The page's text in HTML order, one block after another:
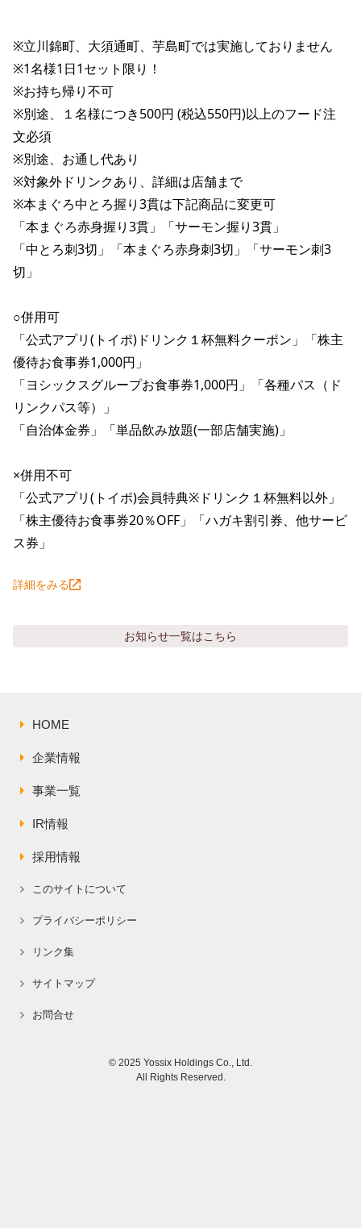
※立川錦町、大須通町、芋島町では実施しておりません
※1名様1日1セット限り！
※お持ち帰り不可
※別途、１名様につき500円 (税込550円)以上のフード注
文必須
※別途、お通し代あり
※対象外ドリンクあり、詳細は店舗まで
※本まぐろ中とろ握り3貫は下記商品に変更可
「本まぐろ赤身握り3貫」「サーモン握り3貫」
「中とろ刺3切」「本まぐろ赤身刺3切」「サーモン刺3
切」
○併用可
「公式アプリ(トイポ)ドリンク１杯無料クーポン」「株主
優待お食事券1,000円」
「ヨシックスグループお食事券1,000円」「各種パス（ド
リンクパス等）」
「自治体金券」「単品飲み放題(一部店舗実施)」
×併用不可
「公式アプリ(トイポ)会員特典※ドリンク１杯無料以外」
「株主優待お食事券20％OFF」「ハガキ割引券、他サービ
ス券」
詳細をみる
お知らせ一覧はこちら
HOME
企業情報
事業一覧
IR情報
採用情報
このサイトについて
プライバシーポリシー
リンク集
サイトマップ
お問合せ
© 2025 Yossix Holdings Co., Ltd.
All Rights Reserved.